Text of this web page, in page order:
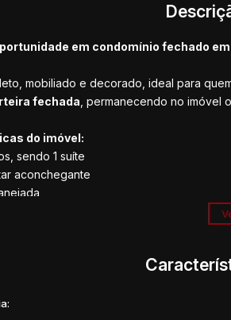
em condomínio fechado
mobiliado e decorado, ideal para
fechada , permanecendo no imóvel
do imóvel:
sendo 1 suíte
aconchegante
gourmet coberta, com acabamento de